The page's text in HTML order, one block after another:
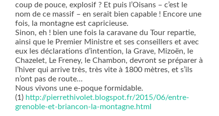
coup de pouce, explosif ? Et puis l’Oisans – c’est le
nom de ce massif – en serait bien capable ! Encore une
fois, la montagne est capricieuse.
Sinon, eh ! bien une fois la caravane du Tour repartie,
ainsi que le Premier Ministre et ses conseillers et avec
eux les déclarations d’intention, la Grave, Mizoën, le
Chazelet, Le Freney, le Chambon, devront se préparer à
l’hiver qui arrive très, très vite à 1800 mètres, et s’ils
n’ont pas de route…
Nous vivons une e-poque formidable.
(1) http://pierrethivolet.blogspot.fr/2015/06/entre-
grenoble-et-briancon-la-montagne.html